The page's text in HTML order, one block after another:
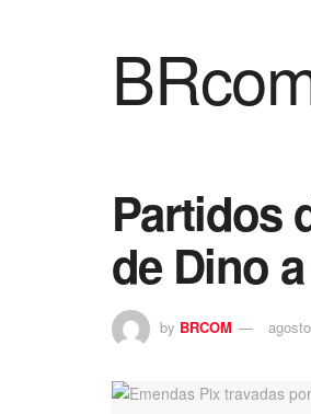
Partidos
de Dino
by BRCOM